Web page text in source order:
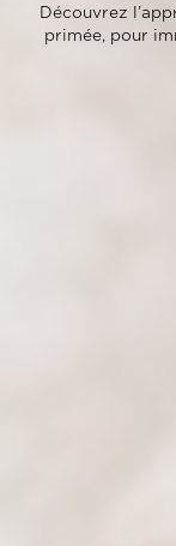
Découvrez
primée, pour